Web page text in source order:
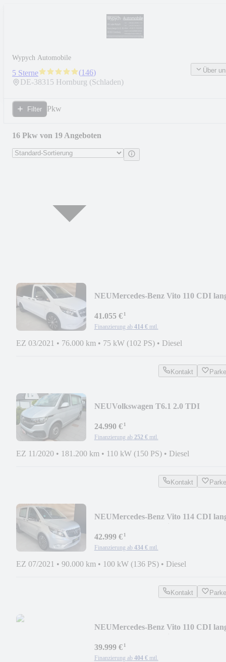
Wypych Automobile
5 Sterne (146)
DE-38315 Hornburg (Schladen)
Über
Filter Pkw
16 Pkw von 19 Angeboten
NEUMercedes-Benz Vito 110 CDI
41.055 €¹
Finanzierung ab 414 € mtl.
EZ 03/2021 • 76.000 km • 75 kW (102 PS) • Diesel
Kontakt
NEUVolkswagen T6.1 2.0 TDI
24.990 €¹
Finanzierung ab 252 € mtl.
EZ 11/2020 • 181.200 km • 110 kW (150 PS) • Diesel
Kontakt
NEUMercedes-Benz Vito 114 CDI
42.999 €¹
Finanzierung ab 434 € mtl.
EZ 07/2021 • 90.000 km • 100 kW (136 PS) • Diesel
Kontakt
NEUMercedes-Benz Vito 110 CDI
39.999 €¹
Finanzierung ab 404 € mtl.